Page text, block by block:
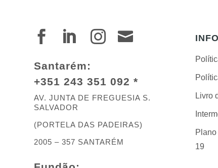
   
Santarém:
+351 243 351 092 *
AV. JUNTA DE FREGUESIA S.
SALVADOR
(PORTELA DAS PADEIRAS)
2005 – 357 SANTARÉM
Livro
19